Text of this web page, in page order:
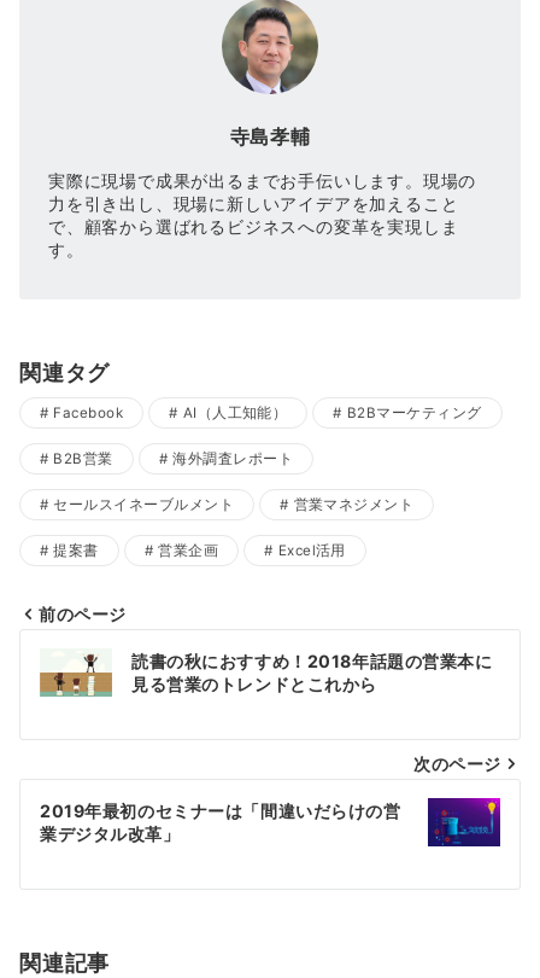
寺島孝輔
実際に現場で成果が出るまでお手伝いします。現場の
力を引き出し、現場に新しいアイデアを加えること
で、顧客から選ばれるビジネスへの変革を実現しま
す。
関連タグ
Facebook AI（人工知能） B2Bマーケティング
B2B営業 海外調査レポート
セールスイネーブルメント 営業マネジメント
提案書 営業企画 Excel活用
稿
ビ
ゲ
ー
ョ
前のページ
読書の秋におすすめ！2018年話題の営業本に
見る営業のトレンドとこれから
次のページ
2019年最初のセミナーは「間違いだらけの営
業デジタル改革」
関連記事